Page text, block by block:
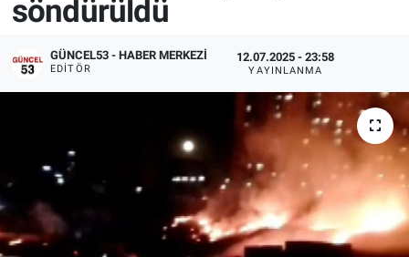
söndürüldü
GÜNCEL53 - HABER MERKEZI
EDITÖR
12.07.2025 - 23:58
YAYINLANMA